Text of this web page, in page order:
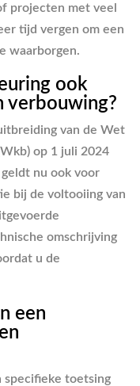
projecten met veel
tijd vergen om een
waarborgen.
ook
verbouwing?
van de Wet
op 1 juli 2024
nu ook voor
bij de voltooiing van
omschrijving
u de
een
specifieke toetsing